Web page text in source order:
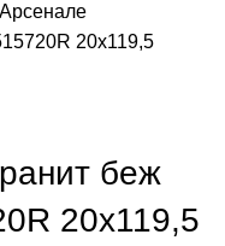
Арсенале
20х119,5
беж
20х119,5